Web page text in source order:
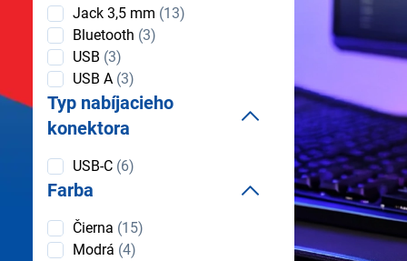
Pripojenie
Jack 3,5 mm (13)
Bluetooth (3)
USB (3)
USB A (3)
Typ nabíjacieho
konektora
Typ
nabíjacieho
konektora
USB-C (6)
Farba
FarbaČierna (15)
Modrá (4)